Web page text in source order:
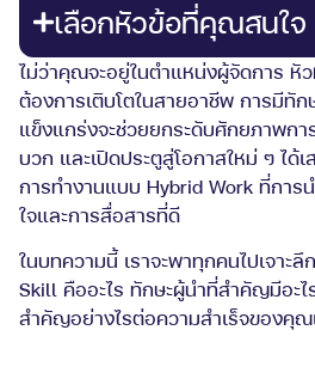
เลือกหัวข้อที่คุณสนใจ
ไม่ว่าคุณจะอยู่ในตำแหน่งผู้จัดการ
ต้องการเติบโตในสายอาชีพ การมีทัก
แข็งแกร่งจะช่วยยกระดับศักยภาพก
บวก และเปิดประตูสู่โอกาสใหม่ ๆ ได้
การทำงานแบบ Hybrid Work ที่การ
ใจและการสื่อสารที่ดี
ในบทความนี้ เราจะพาทุกคนไปเจาะ
Skill คืออะไร ทักษะผู้นำที่สำคัญมีอะไ
สำคัญอย่างไรต่อความสำเร็จของคุ